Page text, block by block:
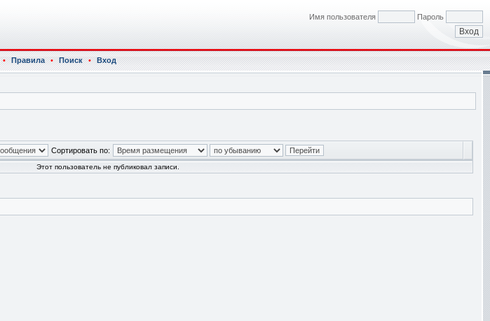
Имя пользователя Пароль
• Правила • Поиск • Вход
Сортировать по:
Этот пользователь не публиковал записи.